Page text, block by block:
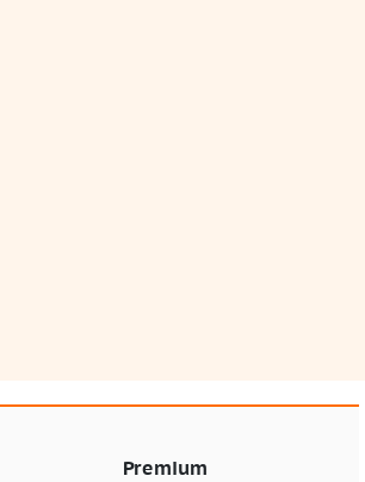
Premium